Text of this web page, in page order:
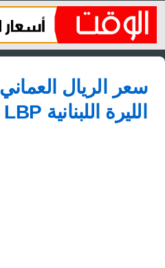
الليرة السورية
الجنيه المصري
الريال السعودي
الليرة اللبنانية LBP